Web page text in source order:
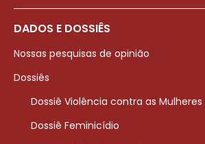
DADOS E DOSSIÊS
Nossas pesquisas de opinião
Dossiês
Dossiê Violência contra as Mulheres
Dossiê Feminicídio